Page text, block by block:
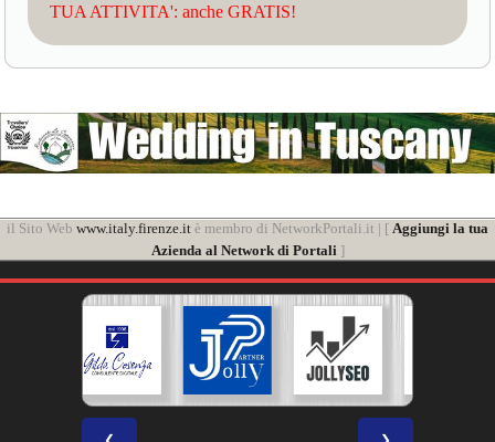
TUA ATTIVITA': anche GRATIS!
il Sito Web www.italy.firenze.it è membro di NetworkPortali.it | [ Aggiungi la tua
Azienda al Network di Portali]